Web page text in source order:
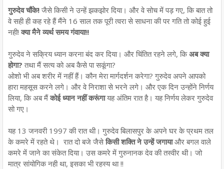
गुरुदेव चौंके! जैसे किसी ने उन्हें झकझोर दिया। और वे सोच में पड़ गए, कि बात तो
वे सही ही कह रहे हैं मैंने 16 साल तक पूरी त्वरा से साधना की पर गति तो कोई हुई
नही! क्या मैने व्यर्थ समय गंवाया!!
गुरुदेव ने सक्रिय ध्यान करना बंद कर दिया। और चिंतित रहने लगे, किअब क्या
होगा? तथा मैं सत्य को अब कैसे पा सकूंगा?
ओशो भी अब शरीर में नहीं हैं। कौन मेरा मार्गदर्शन करेगा? गुरुदेव अपने आपको
हारा महसूस करने लगे। और वे निराशा से भरने लगे। और एक दिन उन्होंने निर्णय
लिया, कि अब मैंकोई ध्यान नहीं करूंगायह अंतिम रात है। यह निर्णय लेकर गुरुदेव
सो गए।
यह 13 जनवरी 1997 की रात थी। गुरुदेव बिलासपुर के अपने घर के प्रथम तल
के कमरे में रहते थे। रात दो बजे जैसे किसी शक्ति ने उन्हें जगायाऔर बगल वाले
कमरे में जाने का संकेत दिया। उस कमरे में गुरुनानक देव की तस्वीर थी। जो
मात्र सांयोगिक नही था, इसका भी रहस्य था !!